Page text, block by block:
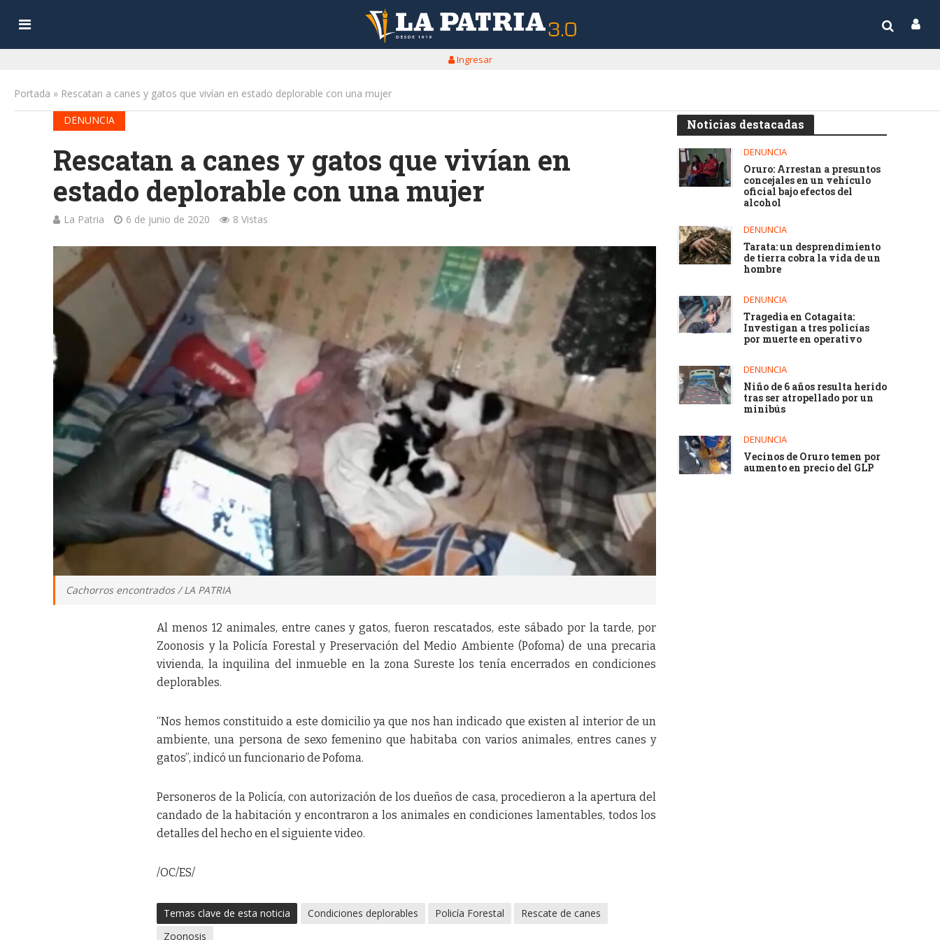
Ingresar
Portada » Rescatan a canes y gatos que vivían en estado deplorable con una mujer
DENUNCIA
Rescatan a canes y gatos que vivían en
estado deplorable con una mujer
La Patria 6 de junio de 2020 8 Vistas
Cachorros encontrados / LA PATRIA
Al menos 12 animales, entre canes y gatos, fueron rescatados, este sábado por la tarde, por
Zoonosis y la Policía Forestal y Preservación del Medio Ambiente (Pofoma) de una precaria
vivienda, la inquilina del inmueble en la zona Sureste los tenía encerrados en condiciones
deplorables.
“Nos hemos constituido a este domicilio ya que nos han indicado que existen al interior de un
ambiente, una persona de sexo femenino que habitaba con varios animales, entres canes y
gatos”, indicó un funcionario de Pofoma.
Personeros de la Policía, con autorización de los dueños de casa, procedieron a la apertura del
candado de la habitación y encontraron a los animales en condiciones lamentables, todos los
detalles del hecho en el siguiente video.
/OC/ES/
Temas clave de esta noticia Condiciones deplorables Policía Forestal
Rescate de canes
Zoonosis
Noticias destacadas
DENUNCIA
Oruro: Arrestan a presuntos
concejales en un vehículo
oficial bajo efectos del
alcohol
DENUNCIA
Tarata: un desprendimiento
de tierra cobra la vida de un
hombre
DENUNCIA
Tragedia en Cotagaita:
Investigan a tres policías
por muerte en operativo
DENUNCIA
Niño de 6 años resulta herido
tras ser atropellado por un
minibús
DENUNCIA
Vecinos de Oruro temen por
aumento en precio del GLP